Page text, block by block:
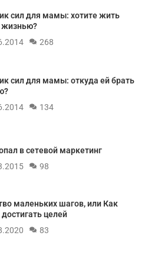
сил для мамы: хотите жить
жизнью?
268
сил для мамы: откуда ей брать
134
в сетевой маркетинг
98
маленьких шагов, или Как
целей
83